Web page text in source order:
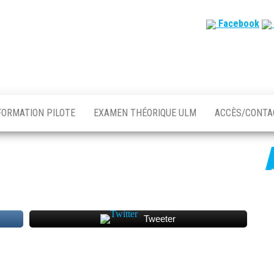
Facebook
PILOTE EXAMEN THÉORIQUE ULM ACCÈS/
Tweeter